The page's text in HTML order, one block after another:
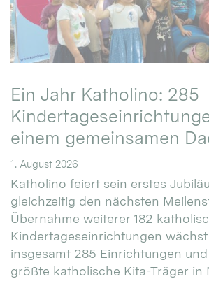
Ein Jahr Katholino: 285
einem gemeinsamen
1. August 2026
Katholino feiert sein erstes
gleichzeitig den nächsten
Übernahme weiterer 182
Kindertageseinrichtungen
insgesamt 285 Einrichtungen
größte katholische Kita-Träger in